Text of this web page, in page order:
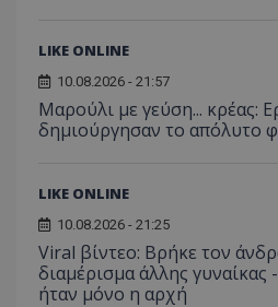
LIKE ONLINE
10.08.2026 - 21:57
Μαρούλι με γεύση... κρέας:
δημιούργησαν το απόλυτο
LIKE ONLINE
10.08.2026 - 21:25
Viral βίντεο: Βρήκε τον
διαμέρισμα άλλης
ήταν μόνο η αρχή